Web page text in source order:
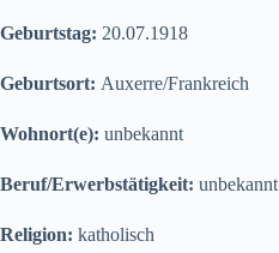
Geburtstag: 20.07.1918
Geburtsort: Auxerre/Frankreich
Wohnort(e): unbekannt
Beruf/Erwerbstätigkeit: unbekannt
Religion: katholisch